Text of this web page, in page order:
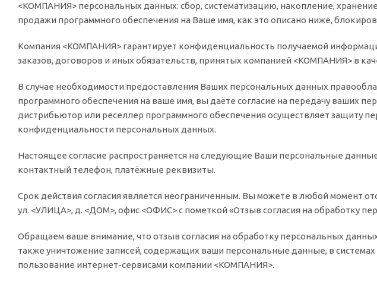
<КОМПАНИЯ> персональных данных: сбор, систематизацию, накопление,
продажи программного обеспечения на Ваше имя, как это описано ниже,
Компания <КОМПАНИЯ> гарантирует конфиденциальность получаемой
заказов, договоров и иных обязательств, принятых компанией <КОМПАНИЯ> в
В случае необходимости предоставления Ваших персональных данных
программного обеспечения на ваше имя, вы даёте согласие на передачу ваших
дистрибьютор или реселлер программного обеспечения осуществляет защиту
конфиденциальности персональных данных.
Настоящее согласие распространяется на следующие Ваши персональные
контактный телефон, платёжные реквизиты.
Срок действия согласия является неограниченным. Вы можете в любой момент
ул. <УЛИЦА>, д. <ДОМ>, офис <ОФИС> с пометкой «Отзыв согласия на обработку
Обращаем ваше внимание, что отзыв согласия на обработку персональных
также уничтожение записей, содержащих ваши персональные данные, в
пользование интернет-сервисами компании <КОМПАНИЯ>.